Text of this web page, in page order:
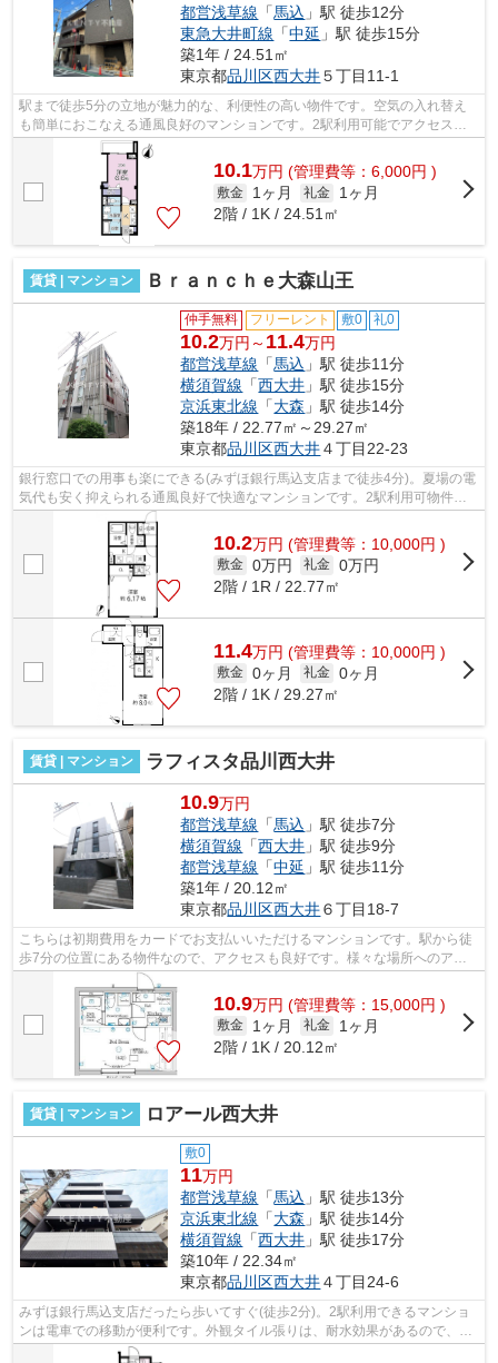
都営浅草線 「馬込 」駅 徒歩12分
東急大井町線 「中延 」駅 徒歩15分
築1年 / 24.51㎡
東京都品川区西大井５丁目11-1
駅まで徒歩5分の立地が魅力的な、利便性の高い物件です。空気の入れ替え
も簡単におこなえる通風良好のマンションです。2駅利用可能でアクセスの
良いマンションです。こちらは初期費用...
10.1万円 (管理費等：6,000円 )
敷金 1ヶ月 礼金
1ヶ月
2階 / 1K / 24.51㎡
賃貸 | マンション Ｂｒａｎｃｈｅ大森山王
仲手無料 フリーレント 敷0 礼0
10.2万円～ 11.4万円
都営浅草線 「馬込 」駅 徒歩11分
横須賀線 「西大井 」駅 徒歩15分
京浜東北線 「大森 」駅 徒歩14分
築18年 / 22.77㎡～29.27㎡
東京都品川区西大井４丁目22-23
銀行窓口での用事も楽にできる(みずほ銀行馬込支店まで徒歩4分)。夏場の電
気代も安く抑えられる通風良好で快適なマンションです。2駅利用可物件な
ので、よく電車を利用する方にピッタ...
10.2万円 (管理費等：10,000円 )
敷金 0万円 礼金 0万円
2階 / 1R / 22.77㎡
11.4万円 (管理費等：10,000円 )
敷金 0ヶ月 礼金 0ヶ月
2階 / 1K / 29.27㎡
賃貸 | マンション ラフィスタ品川西大井
10.9万円
都営浅草線 「馬込 」駅 徒歩7分
横須賀線 「西大井 」駅 徒歩9分
都営浅草線 「中延 」駅 徒歩11分
築1年 / 20.12㎡
東京都品川区西大井６丁目18-7
こちらは初期費用をカードでお支払いいただけるマンションです。駅から徒
歩7分の位置にある物件なので、アクセスも良好です。様々な場所へのアク
セスが便利になる、2駅利用可能なマン...
10.9万円 (管理費等：15,000円 )
敷金 1ヶ月 礼金
1ヶ月
2階 / 1K / 20.12㎡
賃貸 | マンション ロアール西大井
敷0
11万円
都営浅草線 「馬込 」駅 徒歩13分
京浜東北線 「大森 」駅 徒歩14分
横須賀線 「西大井 」駅 徒歩17分
築10年 / 22.34㎡
東京都品川区西大井４丁目24-6
みずほ銀行馬込支店だったら歩いてすぐ(徒歩2分)。2駅利用できるマンショ
ンは電車での移動が便利です。外観タイル張りは、耐水効果があるので、と
ても魅力的です。こちらの物件では初...